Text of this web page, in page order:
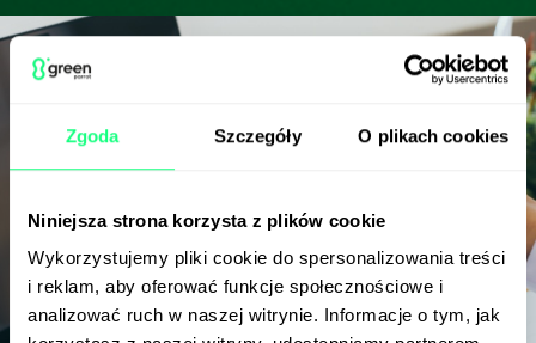
Zgoda Szczegóły O plikach cookies
Niniejsza strona korzysta z plików cookie
Wykorzystujemy pliki cookie do spersonalizowania treści
i reklam, aby oferować funkcje społecznościowe i
analizować ruch w naszej witrynie. Informacje o tym, jak